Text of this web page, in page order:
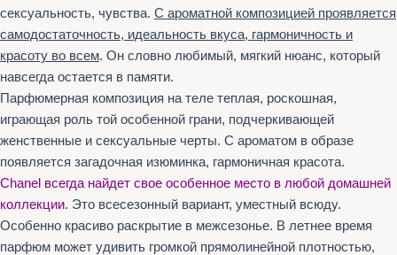
сексуальность, чувства. С ароматной композицией проявляется
самодостаточность, идеальность вкуса, гармоничность и
красоту во всем. Он словно любимый, мягкий нюанс, который
навсегда остается в памяти.
Парфюмерная композиция на теле теплая, роскошная,
играющая роль той особенной грани, подчеркивающей
женственные и сексуальные черты. С ароматом в образе
появляется загадочная изюминка, гармоничная красота.
Chanel всегда найдет свое особенное место в любой домашней
коллекции. Это всесезонный вариант, уместный всюду.
Особенно красиво раскрытие в межсезонье. В летнее время
парфюм может удивить громкой прямолинейной плотностью,